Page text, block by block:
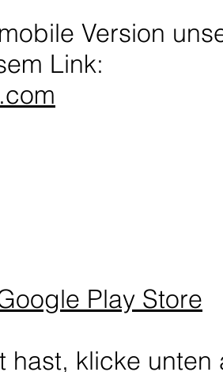
Version
Link:
Play Store
klicke unten